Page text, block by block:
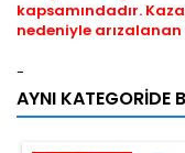
kapsamındadır.
nedeniyle
-
AYNI KATEGORIDE